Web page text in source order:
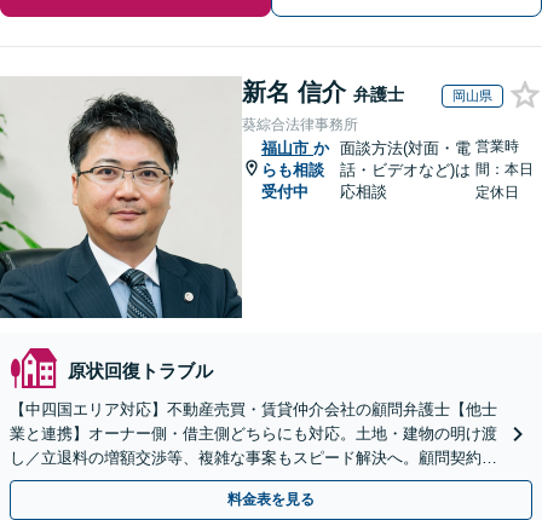
新名 信介 弁護士 岡山県
葵綜合法律事務所
福山市 か
らも相談
受付中
面談方法(対面・電
話・ビデオなど)は
応相談
営業時
間：本日
定休日
原状回復トラブル
【中四国エリア対応】不動産売買・賃貸仲介会社の顧問弁護士【他士
業と連携】オーナー側・借主側どちらにも対応。土地・建物の明け渡
し／立退料の増額交渉等、複雑な事案もスピード解決へ。顧問契約も
お任せ！【夜間・休日対応】
料金表を見る